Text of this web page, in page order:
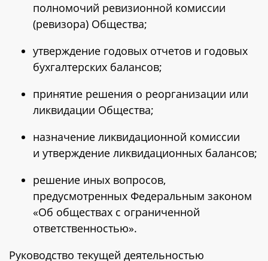
полномочий ревизионной комиссии
(ревизора) Общества;
утверждение годовых отчетов и годовых
бухгалтерских балансов;
принятие решения о реорганизации или
ликвидации Общества;
назначение ликвидационной комиссии
и утверждение ликвидационных балансов;
решение иных вопросов,
предусмотренных Федеральным законом
«Об обществах с ограниченной
ответственностью».
Руководство текущей деятельностью